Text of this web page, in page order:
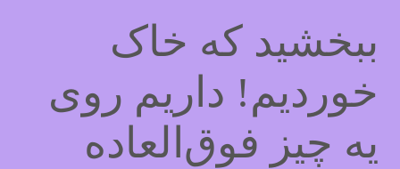
ببخشید که خاک
خوردیم! داریم روی
یه چیز فوق‌العاده